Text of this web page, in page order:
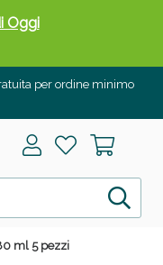
per ordine minimo
ml 5 pezzi
Oggi